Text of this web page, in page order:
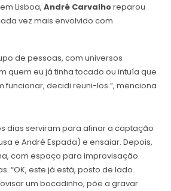
Lisboa, André Carvalhoreparou
vez mais envolvido com
de pessoas, com universos
quem eu já tinha tocado ou intuía que
funcionar, decidi reuni-los.”, menciona
dias serviram para afinar a captação
e André Espada) e ensaiar. Depois,
com espaço para improvisação
“OK, este já está, posto de lado.
um bocadinho, põe a gravar.